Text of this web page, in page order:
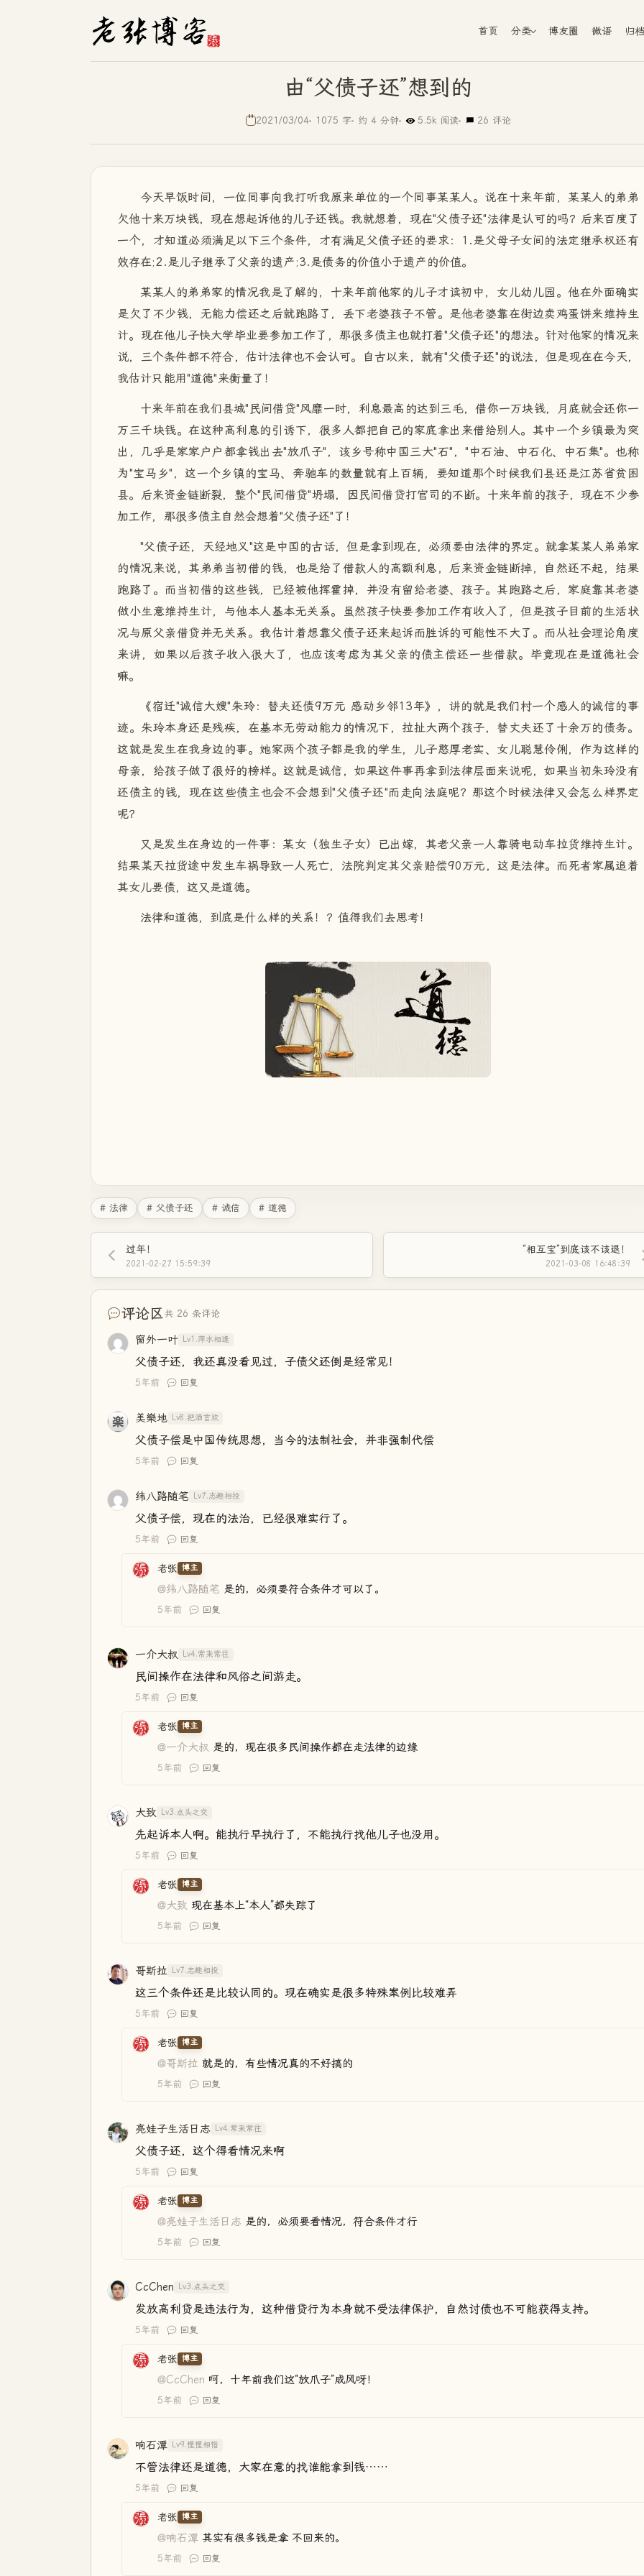
首页 分类 博友圈 微语 归档
由“父债子还”想到的
2021/03/04 1075 字 约 4 分钟 5.5k 阅读 26 评论
今天早饭时间，一位同事向我打听我原来单位的一个同事某某人。说在十来年前，某某人的弟弟
欠他十来万块钱，现在想起诉他的儿子还钱。我就想着，现在"父债子还"法律是认可的吗？后来百度了
一个，才知道必须满足以下三个条件，才有满足父债子还的要求：1.是父母子女间的法定继承权还有
效存在;2.是儿子继承了父亲的遗产;3.是债务的价值小于遗产的价值。
某某人的弟弟家的情况我是了解的，十来年前他家的儿子才读初中，女儿幼儿园。他在外面确实
是欠了不少钱，无能力偿还之后就跑路了，丢下老婆孩子不管。是他老婆靠在街边卖鸡蛋饼来维持生
计。现在他儿子快大学毕业要参加工作了，那很多债主也就打着"父债子还"的想法。针对他家的情况来
说，三个条件都不符合，估计法律也不会认可。自古以来，就有"父债子还"的说法，但是现在在今天，
我估计只能用"道德"来衡量了！
十来年前在我们县城"民间借贷"风靡一时，利息最高的达到三毛，借你一万块钱，月底就会还你一
万三千块钱。在这种高利息的引诱下，很多人都把自己的家底拿出来借给别人。其中一个乡镇最为突
出，几乎是家家户户都拿钱出去"放爪子"，该乡号称中国三大"石"，"中石油、中石化、中石集"。也称
为"宝马乡"，这一个乡镇的宝马、奔驰车的数量就有上百辆，要知道那个时候我们县还是江苏省贫困
县。后来资金链断裂，整个"民间借贷"坍塌，因民间借贷打官司的不断。十来年前的孩子，现在不少参
加工作，那很多债主自然会想着"父债子还"了！
"父债子还，天经地义"这是中国的古话，但是拿到现在，必须要由法律的界定。就拿某某人弟弟家
的情况来说，其弟弟当初借的钱，也是给了借款人的高额利息，后来资金链断掉，自然还不起，结果
跑路了。而当初借的这些钱，已经被他挥霍掉，并没有留给老婆、孩子。其跑路之后，家庭靠其老婆
做小生意维持生计，与他本人基本无关系。虽然孩子快要参加工作有收入了，但是孩子目前的生活状
况与原父亲借贷并无关系。我估计着想靠父债子还来起诉而胜诉的可能性不大了。而从社会理论角度
来讲，如果以后孩子收入很大了，也应该考虑为其父亲的债主偿还一些借款。毕竟现在是道德社会
嘛。
《宿迁"诚信大嫂"朱玲：替夫还债9万元 感动乡邻13年》，讲的就是我们村一个感人的诚信的事
迹。朱玲本身还是残疾，在基本无劳动能力的情况下，拉扯大两个孩子，替丈夫还了十余万的债务。
这就是发生在我身边的事。她家两个孩子都是我的学生，儿子憨厚老实、女儿聪慧伶俐，作为这样的
母亲，给孩子做了很好的榜样。这就是诚信，如果这件事再拿到法律层面来说呢，如果当初朱玲没有
还债主的钱，现在这些债主也会不会想到"父债子还"而走向法庭呢？那这个时候法律又会怎么样界定
呢？
又是发生在身边的一件事：某女（独生子女）已出嫁，其老父亲一人靠骑电动车拉货维持生计。
结果某天拉货途中发生车祸导致一人死亡，法院判定其父亲赔偿90万元，这是法律。而死者家属追着
其女儿要债，这又是道德。
法律和道德，到底是什么样的关系！？值得我们去思考！
# 法律 # 父债子还 # 诚信 # 道德
过年！
2021-02-27 15:59:39
“相互宝”到底该不该退！
2021-03-08 16:48:39
评论区共 26 条评论
窗外一叶 Lv1.萍水相逢
父债子还，我还真没看见过，子债父还倒是经常见！
5年前 回复
美樂地 Lv8.把酒言欢
父债子偿是中国传统思想，当今的法制社会，并非强制代偿
5年前 回复
纬八路随笔 Lv7.志趣相投
父债子偿，现在的法治，已经很难实行了。
5年前 回复
老张 博主
@纬八路随笔 是的，必须要符合条件才可以了。
5年前 回复
一介大叔 Lv4.常来常往
民间操作在法律和风俗之间游走。
5年前 回复
老张 博主
@一介大叔 是的，现在很多民间操作都在走法律的边缘
5年前 回复
大致 Lv3.点头之交
先起诉本人啊。能执行早执行了，不能执行找他儿子也没用。
5年前 回复
老张 博主
@大致 现在基本上“本人”都失踪了
5年前 回复
哥斯拉 Lv7.志趣相投
这三个条件还是比较认同的。现在确实是很多特殊案例比较难弄
5年前 回复
老张 博主
@哥斯拉 就是的，有些情况真的不好搞的
5年前 回复
亮娃子生活日志 Lv4.常来常往
父债子还，这个得看情况来啊
5年前 回复
老张 博主
@亮娃子生活日志 是的，必须要看情况，符合条件才行
5年前 回复
CcChen Lv3.点头之交
发放高利贷是违法行为，这种借贷行为本身就不受法律保护，自然讨债也不可能获得支持。
5年前 回复
老张 博主
@CcChen 呵，十年前我们这“放爪子”成风呀！
5年前 回复
响石潭 Lv9.惺惺相惜
不管法律还是道德，大家在意的找谁能拿到钱……
5年前 回复
老张 博主
@响石潭 其实有很多钱是拿 不回来的。
5年前 回复